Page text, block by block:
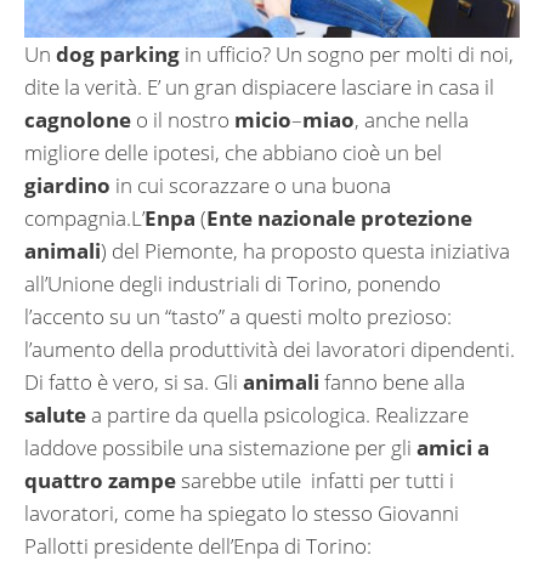
Un dog parking in ufficio? Un sogno per molti di noi,
dite la verità. E’ un gran dispiacere lasciare in casa il
cagnolone o il nostro micio–miao, anche nella
migliore delle ipotesi, che abbiano cioè un bel
giardino in cui scorazzare o una buona
compagnia.L’Enpa (Ente nazionale protezione
animali) del Piemonte, ha proposto questa iniziativa
all’Unione degli industriali di Torino, ponendo
l’accento su un “tasto” a questi molto prezioso:
l’aumento della produttività dei lavoratori dipendenti.
Di fatto è vero, si sa. Gli animali fanno bene alla
salutea partire da quella psicologica. Realizzare
laddove possibile una sistemazione per gli amici a
quattro zampesarebbe utile infatti per tutti i
lavoratori, come ha spiegato lo stesso Giovanni
Pallotti presidente dell’Enpa di Torino: